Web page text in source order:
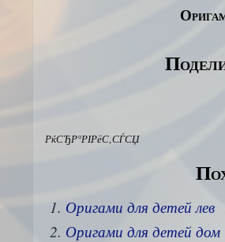
РќСЂР°РІРёС‚СЃСЏ
Оригами для детей лев
Оригами для детей дом